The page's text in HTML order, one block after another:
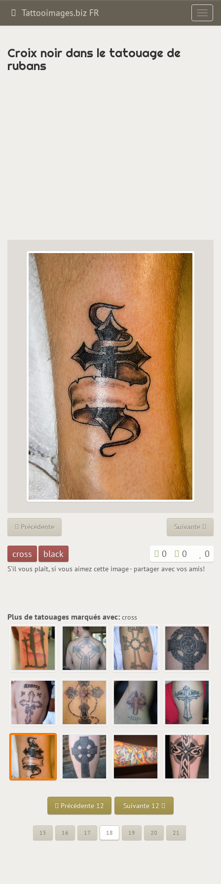
la
Tattooimages.biz FR
Croix noir dans le tatouage de
rubans
Précédente Suivante
cross black 0 0 0
S'il vous plaît, si vous aimez cette image - partager avec vos amis!
Plus de tatouages marqués avec: cross
Précédente 12 Suivante 12
15 16 17 18 19 20 21